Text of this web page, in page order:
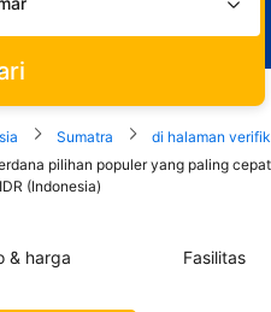
Sumatra
di halaman
pilihan populer yang paling
(Indonesia)
& harga Fasilitas